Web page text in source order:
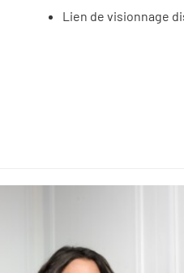
Lien de visionnage